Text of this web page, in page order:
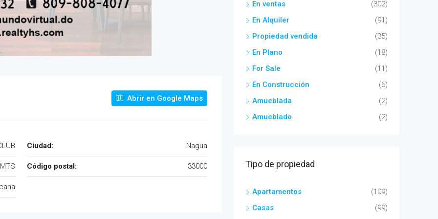
Abrir en Google Maps
Ciudad: Nagua
MTS Código postal: 33000
En ventas
(302)
En Alquiler
(91)
Propiedad vendida
(35)
En Plano
(18)
For Sale
(11)
En Construcción
(6)
Amueblada
(2)
Amueblado
(2)
Tipo de propiedad
Apartamentos
(109)
Casas
(99)